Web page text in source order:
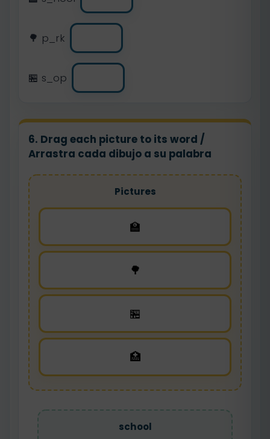
🌳 p_rk
🏪 s_op
6. Drag each picture to its word /
Arrastra cada dibujo a su palabra
Pictures
🏫
🌳
🏪
🏥
school